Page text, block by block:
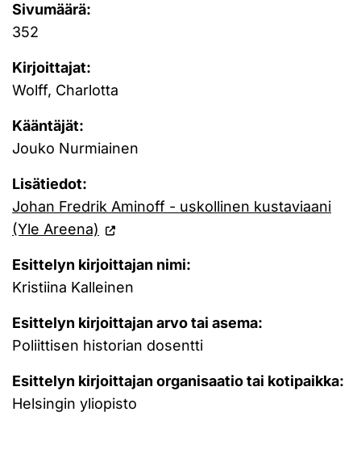
Sivumäärä:
352
Kirjoittajat:
Wolff, Charlotta
Kääntäjät:
Jouko Nurmiainen
Lisätiedot:
Johan Fredrik Aminoff - uskollinen kustaviaani
(Yle Areena)
Esittelyn kirjoittajan nimi:
Kristiina Kalleinen
Esittelyn kirjoittajan arvo tai asema:
Poliittisen historian dosentti
Esittelyn kirjoittajan organisaatio tai kotipaikka:
Helsingin yliopisto